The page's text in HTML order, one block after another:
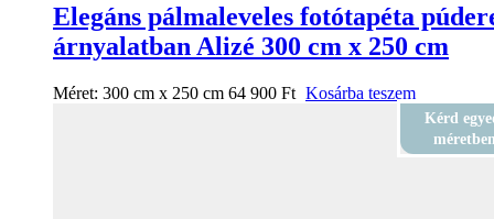
Elegáns pálmaleveles fotótapéta
árnyalatban Alizé 300 cm x 250 cm
Méret: 300 cm x 250 cm 64 900 Ft Kosárba teszem
Kérd